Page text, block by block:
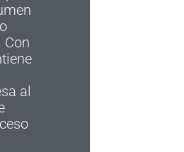
Con
al